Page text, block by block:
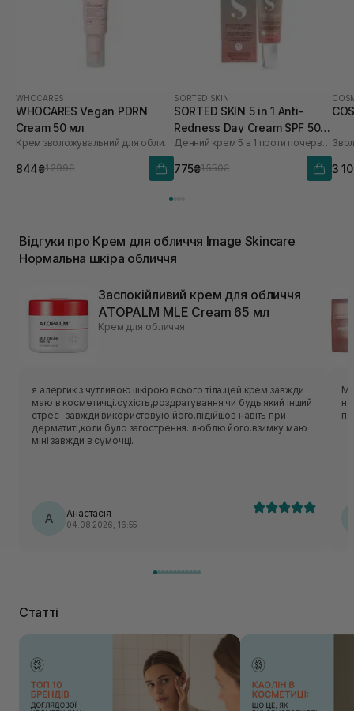
WHOCARES
WHOCARES Vegan PDRN
Cream 50 мл
Крем зволожувальний для обличчя із веганськими полінуклеотидами
844₴1 299₴
SORTED SKIN
SORTED SKIN 5 in 1 Anti-
Redness Day Cream SPF 50
30 мл
Денний крем 5 в 1 проти почервоніння
775₴1 550₴ 3
Відгуки про Крем для обличчя Image Skincare
Нормальна шкіра обличчя
Заспокійливий крем для обличчя
ATOPALM MLE Cream 65 мл
Крем для обличчя
я алергик з чутливою шкірою всього тіла.цей крем завжди
маю в косметичці.сухість,роздратування чи будь який інший
стрес -завжди використовую його.підійшов навіть при
дерматиті,коли було загострення. люблю його.взимку маю
міні завжди в сумочці.
А Анастасія
04.08.2026, 16:55
Статті